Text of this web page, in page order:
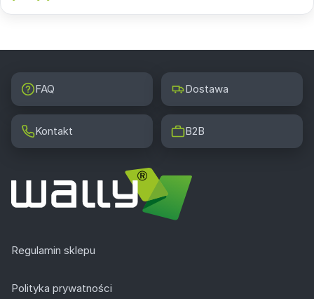
FAQ Dostawa
Kontakt B2B
Regulamin sklepu
Polityka prywatności